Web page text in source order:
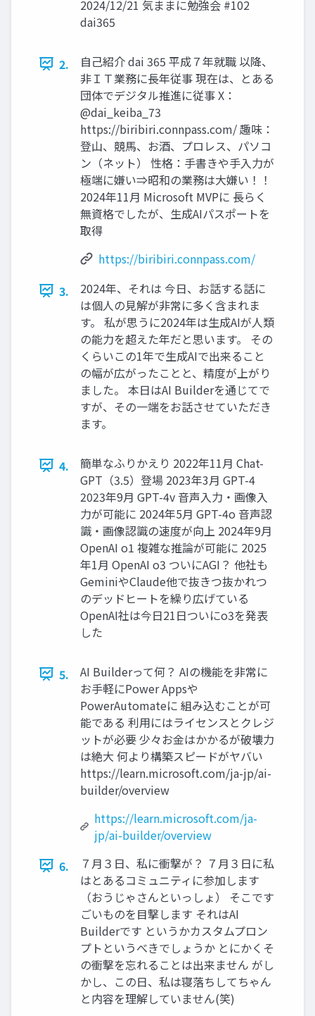
2024/12/21 気ままに勉強会 #102
dai365
2.
自己紹介 dai 365 平成７年就職 以降、
非ＩＴ業務に長年従事 現在は、とある
団体でデジタル推進に従事 X：
@dai_keiba_73
https://biribiri.connpass.com/ 趣味：
登山、競馬、お酒、プロレス、パソコ
ン（ネット） 性格：手書きや手入力が
極端に嫌い⇒昭和の業務は大嫌い！！
2024年11月 Microsoft MVPに 長らく
無資格でしたが、生成AIパスポートを
取得
https://biribiri.connpass.com/
3.
2024年、それは 今日、お話する話に
は個人の見解が非常に多く含まれま
す。 私が思うに2024年は生成AIが人類
の能力を超えた年だと思います。 その
くらいこの1年で生成AIで出来ること
の幅が広がったことと、精度が上がり
ました。 本日はAI Builderを通じてで
すが、その一端をお話させていただき
ます。
4.
簡単なふりかえり 2022年11月 Chat-
GPT（3.5）登場 2023年3月 GPT-4
2023年9月 GPT-4v 音声入力・画像入
力が可能に 2024年5月 GPT-4o 音声認
識・画像認識の速度が向上 2024年9月
OpenAI o1 複雑な推論が可能に 2025
年1月 OpenAI o3 ついにAGI？ 他社も
GeminiやClaude他で抜きつ抜かれつ
のデッドヒートを繰り広げている
OpenAI社は今日21日ついにo3を発表
した
5.
AI Builderって何？ AIの機能を非常に
お手軽にPower Appsや
PowerAutomateに 組み込むことが可
能である 利用にはライセンスとクレジ
ットが必要 少々お金はかかるが破壊力
は絶大 何より構築スピードがヤバい
https://learn.microsoft.com/ja-jp/ai-
builder/overview
https://learn.microsoft.com/ja-
jp/ai-builder/overview
6.
７月３日、私に衝撃が？ ７月３日に私
はとあるコミュニティに参加します
（おうじゃさんといっしょ） そこです
ごいものを目撃します それはAI
Builderです というかカスタムプロン
プトというべきでしょうか とにかくそ
の衝撃を忘れることは出来ません がし
かし、この日、私は寝落ちしてちゃん
と内容を理解していません(笑)